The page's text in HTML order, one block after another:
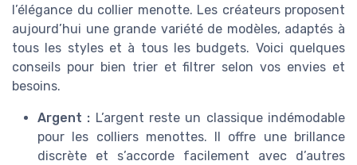
l’élégance du collier menotte. Les créateurs proposent
aujourd’hui une grande variété de modèles, adaptés à
tous les styles et à tous les budgets. Voici quelques
conseils pour bien trier et filtrer selon vos envies et
besoins.
Argent : L’argent reste un classique indémodable
pour les colliers menottes. Il offre une brillance
discrète et s’accorde facilement avec d’autres